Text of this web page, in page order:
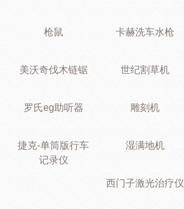
枪鼠 卡赫洗车水枪
美沃奇伐木链锯 世纪割草机
罗氏eg助听器 雕刻机
捷克-单筒版行车
记录仪
湿满地机
西门子激光治疗仪